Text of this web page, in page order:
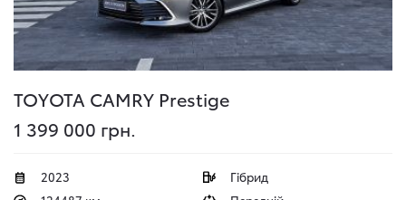
TOYOTA CAMRY Prestige
1 399 000 грн.
2023
Гібрид